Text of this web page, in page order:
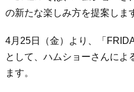
の新たな楽しみ方を提案しま
4月25日（金）より、「
として、ハムショーさんによ
ます。